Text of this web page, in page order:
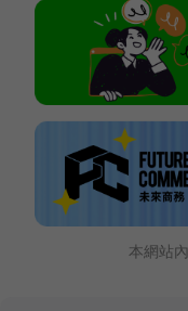
本網站